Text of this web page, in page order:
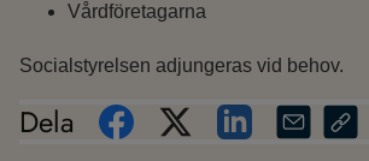
Vårdföretagarna
Socialstyrelsen adjungeras vid behov.
Dela